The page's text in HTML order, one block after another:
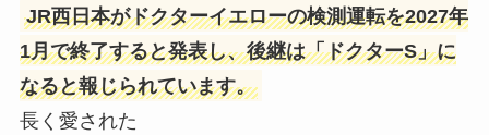
JR西日本がドクターイエローの検測運転を2027年
1月で終了すると発表し、後継は「ドクターS」に
なると報じられています。
長く愛された